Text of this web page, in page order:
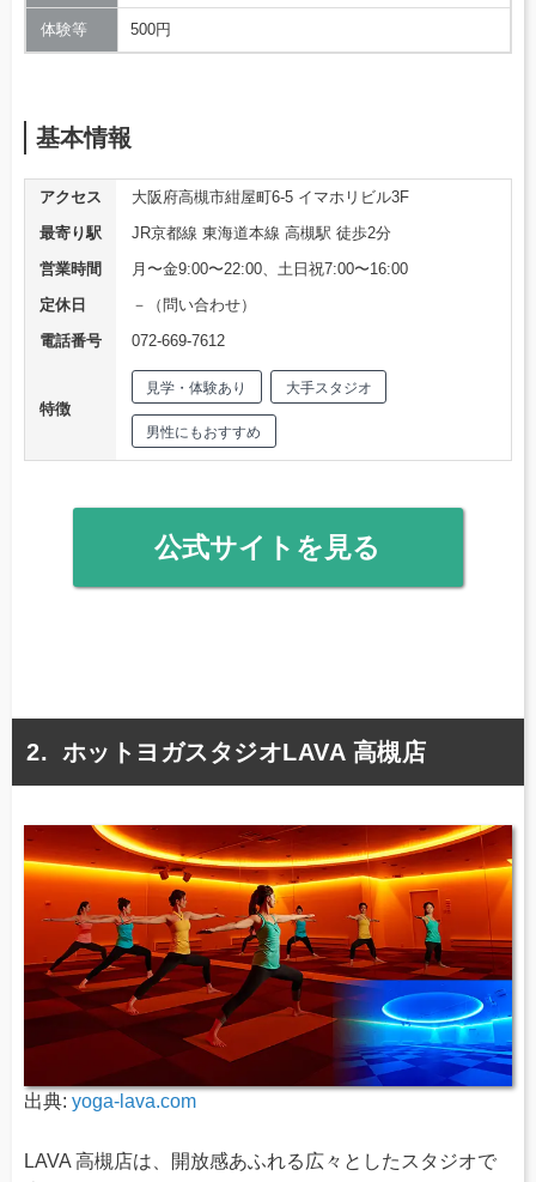
体験等 500円
基本情報
アクセス
大阪府高槻市紺屋町6-5 イマホリビル3F
最寄り駅
JR京都線 東海道本線 高槻駅 徒歩2分
営業時間
月〜金9:00〜22:00、土日祝7:00〜16:00
定休日
－（問い合わせ）
電話番号
072-669-7612
特徴
見学・体験あり 大手スタジオ
男性にもおすすめ
公式サイトを見る
ホットヨガスタジオLAVA 高槻店
出典: yoga-lava.com
LAVA 高槻店は、開放感あふれる広々としたスタジオで